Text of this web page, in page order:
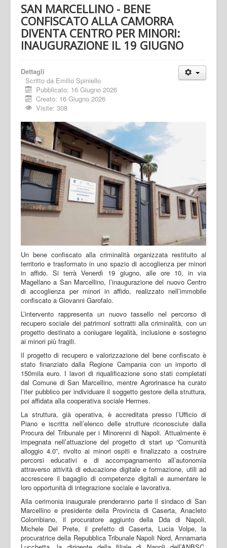
SAN MARCELLINO - BENE
CONFISCATO ALLA CAMORRA
DIVENTA CENTRO PER MINORI:
INAUGURAZIONE IL 19 GIUGNO
Dettagli
Scritto da Emilio Spiniello
Pubblicato: 16 Giugno 2026
Creato: 16 Giugno 2026
Visite: 308
Un bene confiscato alla criminalità organizzata restituito al
territorio e trasformato in uno spazio di accoglienza per minori
in affido. Si terrà Venerdì 19 giugno, alle ore 10, in via
Magellano a San Marcellino, l’inaugurazione del nuovo Centro
di accoglienza per minori in affido, realizzato nell’immobile
confiscato a Giovanni Garofalo.
L’intervento rappresenta un nuovo tassello nel percorso di
recupero sociale dei patrimoni sottratti alla criminalità, con un
progetto destinato a coniugare legalità, inclusione e sostegno
ai minori più fragili.
Il progetto di recupero e valorizzazione del bene confiscato è
stato finanziato dalla Regione Campania con un importo di
150mila euro. I lavori di riqualificazione sono stati completati
dal Comune di San Marcellino, mentre Agrorinasce ha curato
l’iter pubblico per individuare il soggetto gestore della struttura,
poi affidata alla cooperativa sociale Hermes.
La struttura, già operativa, è accreditata presso l’Ufficio di
Piano e iscritta nell’elenco delle strutture riconosciute dalla
Procura del Tribunale per i Minorenni di Napoli. Attualmente è
impegnata nell’attuazione del progetto di start up “Comunità
alloggio 4.0”, rivolto ai minori ospiti e finalizzato a costruire
percorsi educativi e di accompagnamento all’autonomia
attraverso attività di educazione digitale e formazione, utili ad
accrescere il bagaglio di competenze digitali e aumentare le
loro opportunità di integrazione sociale e lavorativa.
Alla cerimonia inaugurale prenderanno parte il sindaco di San
Marcellino e presidente della Provincia di Caserta, Anacleto
Colombiano, il procuratore aggiunto della Dda di Napoli,
Michele Del Prete, il prefetto di Caserta, Lucia Volpe, la
procuratrice della Repubblica Tribunale Napoli Nord, Annamaria